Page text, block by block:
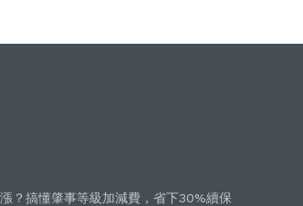
？搞懂肇事等級加減費，省下30%續保